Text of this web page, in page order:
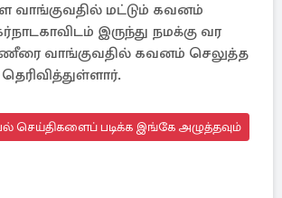
வாங்குவதில் மட்டும் கவனம்
இருந்து நமக்கு வர
வாங்குவதில் கவனம் செலுத்த
செய்திகளைப் படிக்க இங்கே அழுத்தவும்